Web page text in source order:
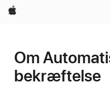
Apple
Om
bekræftelse